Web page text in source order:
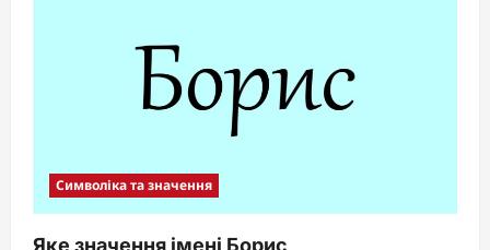
Символіка та значення
Яке значення імені Борис